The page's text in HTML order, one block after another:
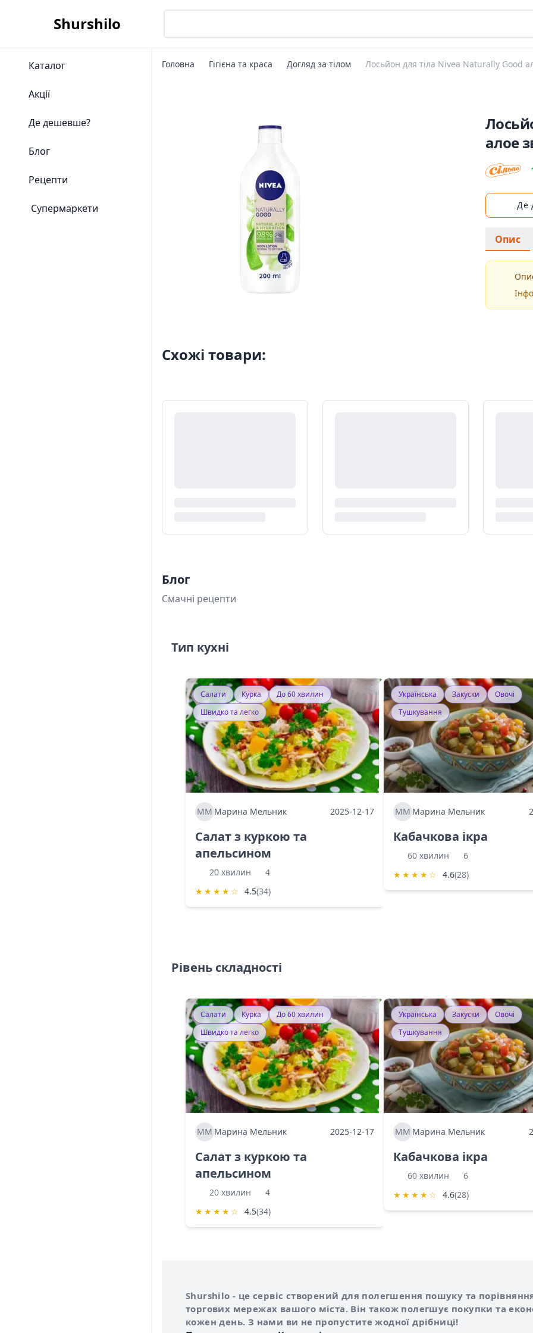
Shurshilo
Каталог
Акції
Де дешевше?
Блог
Рецепти
Супермаркети
Головна Гігієна та краса Догляд за тілом Лосьйон для тіла Nivea Naturally Good
алое
Де
Опис
Схожі товари:
Блог
Смачні рецепти
Тип кухні
Салати Курка
До 60 хвилин
Швидко та легко
ММ Марина Мельник 2025-12-17
Салат з куркою та
апельсином
20 хвилин
4
★ ★ ★ ★ ☆ 4.5(34)
Українська Закуски
Овочі
Тушкування
ММ Марина Мельник
Кабачкова ікра
60 хвилин
6
★ ★ ★ ★ ☆ 4.6(28)
Рівень складності
Салати Курка
До 60 хвилин
Швидко та легко
ММ Марина Мельник 2025-12-17
Салат з куркою та
апельсином
20 хвилин
4
★ ★ ★ ★ ☆ 4.5(34)
Українська Закуски
Овочі
Тушкування
ММ Марина Мельник
Кабачкова ікра
60 хвилин
6
★ ★ ★ ★ ☆ 4.6(28)
Про сервіс Shurshilo
Shurshilo - це сервіс створений для полегшення пошуку та
торгових мережах вашого міста. Він також полегшує покупки та
кожен день. З нами ви не пропустите жодної дрібниці!